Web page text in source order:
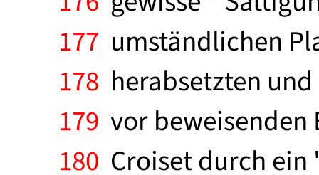
177 umständlichen
178 herabsetzten
179 vor
180 Croiset durch